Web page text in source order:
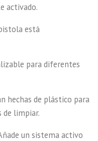
activado.
está
para diferentes
hechas de plástico para
de limpiar.
un sistema activo